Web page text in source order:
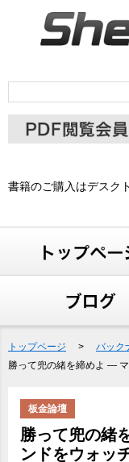
書籍のご購入はデスク
トップページ > バック
勝って兜の緒を締めよ ―
板金論壇
勝って兜の緒
ンドをウォッ